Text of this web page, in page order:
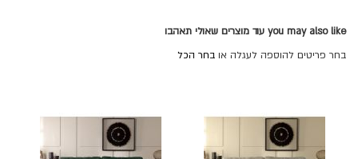
you may also like עוד מוצרים שאולי תאהבו
בחר פריטים להוספה לעגלה או בחר הכל